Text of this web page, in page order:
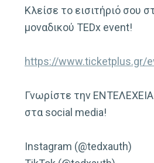
Κλείσε το εισιτήριό σου
μοναδικού TEDx event!
https://www.ticketplus.gr/
Γνωρίστε την
στα social media!
Instagram (@tedxauth)